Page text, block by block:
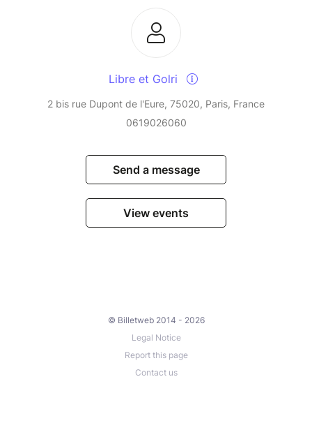
Libre et Golri
2 bis rue Dupont de l'Eure, 75020, Paris, France
0619026060
Send a message
View events
© Billetweb 2014 - 2026
Legal Notice
Report this page
Contact us